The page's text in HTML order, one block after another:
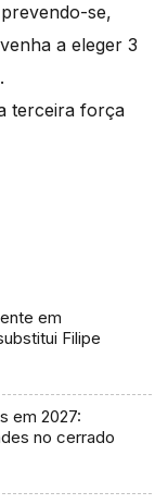
se,
a eleger 3
terceira força
em
Filipe
em 2027:
no cerrado